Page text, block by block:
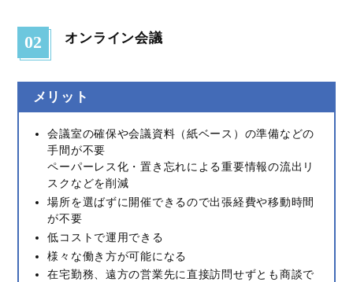
02 オンライン会議
メリット
会議室の確保や会議資料（紙ベース）の準備などの
手間が不要
ペーパーレス化・置き忘れによる重要情報の流出リ
スクなどを削減
場所を選ばずに開催できるので出張経費や移動時間
が不要
低コストで運用できる
様々な働き方が可能になる
在宅勤務、遠方の営業先に直接訪問せずとも商談で